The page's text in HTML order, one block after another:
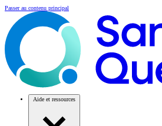
Passer au contenu principal
Aide et ressources